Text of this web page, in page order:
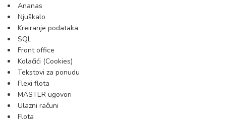
Ananas
Njuškalo
Kreiranje podataka
SQL
Front office
Kolačići (Cookies)
Tekstovi za ponudu
Flexi flota
MASTER ugovori
Ulazni računi
Flota